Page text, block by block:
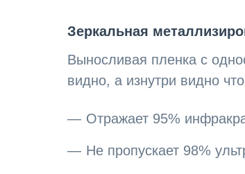
Зеркальная
Выносливая пленка с
видно, а изнутри видно
Отражает 95%
Не пропускает 98%